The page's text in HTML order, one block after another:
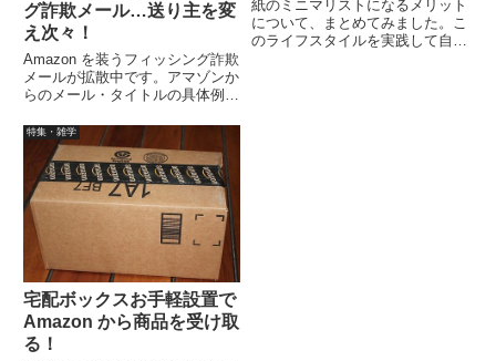
グ詐欺メール…送り主を変
え次々！
Amazon を装うフィッシング詐欺
メールが拡散中です。アマゾンか
らのメール・タイトルの具体例
約に違反しています。」、「アカ
ウント情報を更新、確認してくだ
さい。」などで送られて来るそう
なので要注意です。
紙のミニマリストになるメリット
について、まとめてみました。こ
のライフスタイルを実践して自分
特集・雑学
宅配ボックスお手軽設置で
Amazon から商品を受け取
る！